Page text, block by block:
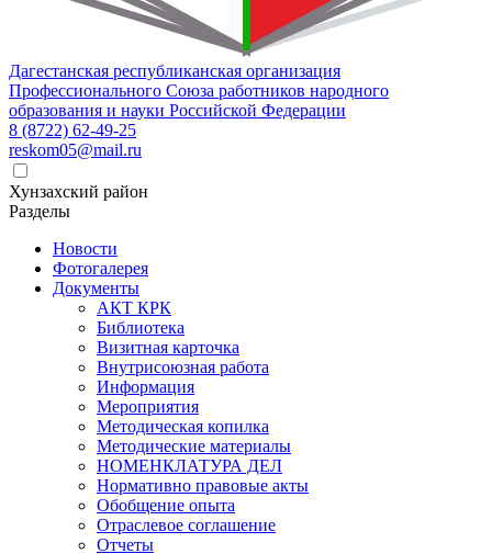
Дагестанская республиканская организация
Профессионального Союза работников народного
образования и науки Российской Федерации
8 (8722) 62-49-25
reskom05@mail.ru
Хунзахский район
Разделы
Новости
Фотогалерея
Документы
АКТ КРК
Библиотека
Визитная карточка
Внутрисоюзная работа
Информация
Мероприятия
Методическая копилка
Методические материалы
НОМЕНКЛАТУРА ДЕЛ
Нормативно правовые акты
Обобщение опыта
Отраслевое соглашение
Отчеты